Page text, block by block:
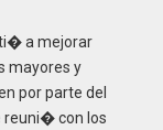
a mejorar
mayores y
por parte del
con los